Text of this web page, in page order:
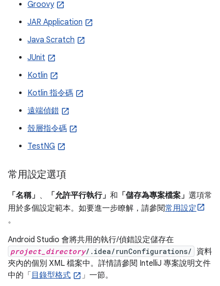
Groovy
JAR Application
Java Scratch
JUnit
Kotlin
Kotlin 指令碼
遠端偵錯
殼層指令碼
TestNG
常用設定選項
「名稱」 、 「允許平行執行」 和 「儲存為專案檔案」 選項常
用於多個設定範本。如要進一步瞭解，請參閱常用設定
。
Android Studio 會將共用的執行/偵錯設定儲存在
project_directory/.idea/runConfigurations/
資料
夾內的個別 XML 檔案中。詳情請參閱 IntelliJ 專案說明文件
中的「目錄型格式 」一節。